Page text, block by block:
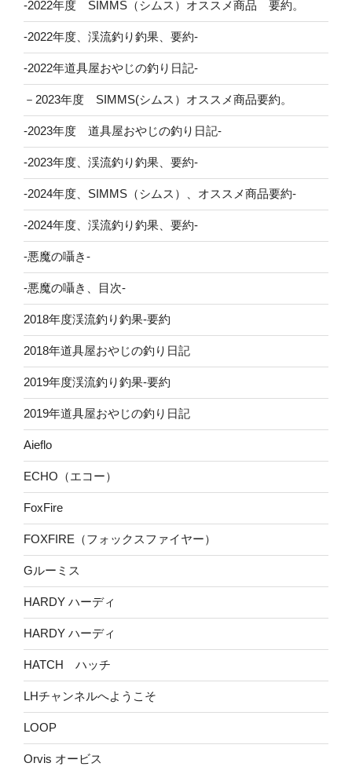
-2022年度 SIMMS（シムス）オススメ商品 要約。
-2022年度、渓流釣り釣果、要約-
-2022年道具屋おやじの釣り日記-
－2023年度 SIMMS(シムス）オススメ商品要約。
-2023年度 道具屋おやじの釣り日記-
-2023年度、渓流釣り釣果、要約-
-2024年度、SIMMS（シムス）、オススメ商品要約-
-2024年度、渓流釣り釣果、要約-
-悪魔の囁き-
-悪魔の囁き、目次-
2018年度渓流釣り釣果-要約
2018年道具屋おやじの釣り日記
2019年度渓流釣り釣果-要約
2019年道具屋おやじの釣り日記
Aieflo
ECHO（エコー）
FoxFire
FOXFIRE（フォックスファイヤー）
Gルーミス
HARDY ハーディ
HARDY ハーディ
HATCH ハッチ
LHチャンネルへようこそ
LOOP
Orvis オービス